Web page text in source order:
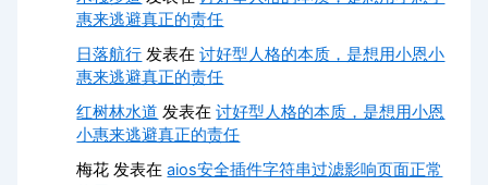
惠来逃避真正的责任
日落航行 发表在讨好型人格的本质，是想用小恩小
惠来逃避真正的责任
红树林水道 发表在讨好型人格的本质，是想用小恩
小惠来逃避真正的责任
梅花 发表在aios安全插件字符串过滤影响页面正常